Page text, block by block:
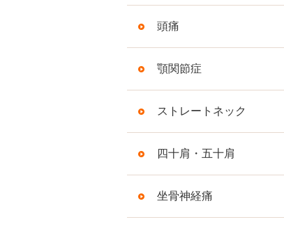
頭痛
顎関節症
ストレートネック
四十肩・五十肩
坐骨神経痛